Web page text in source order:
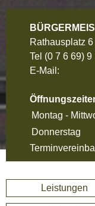
Rathausplatz
Tel (0 7 6 69) 9
E-Mail:
Montag -
Donnerstag
Leistungen